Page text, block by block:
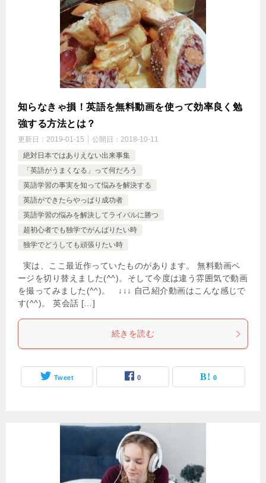
知らなきゃ損！英語を無料動画を使って効率良く勉
強する方法とは？
更新日： 2019-01-15 公開日： 2018-10-11
絶対日本ではありえない出来事集
「英語がうまくなる」って何だろう
英語学習の事実を知って悩みを解決する
英語ができたらやっぱり成功者
英語学習の悩みを解決してライバルに勝つ
超初心者でも独学でがんばりたい時
独学でどうしても頑張りたい時
実は、ここ最近作っていたものがあります。 無料動画ペ
ージを切り替えました(^^)。そして今度は違う雰囲気で動画
を撮ってみました(^^)。 ↓↓↓ 自己紹介動画はこんな感じで
す(^^)。 英会話 […]
続きを読む
Tweet 0 0